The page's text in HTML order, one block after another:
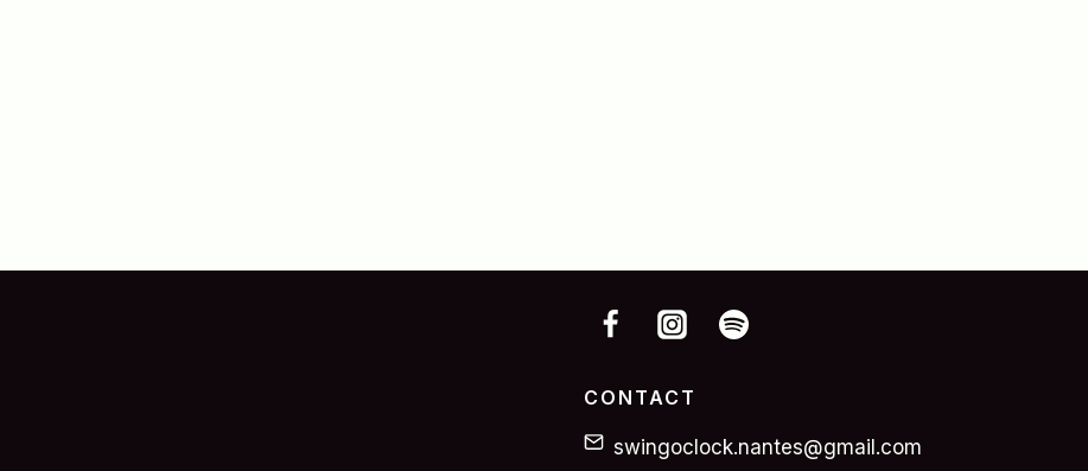
CONTACT
swingoclock.nantes@gmail.com